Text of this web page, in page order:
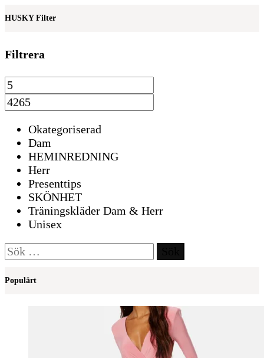
HUSKY Filter
Filtrera
Okategoriserad
Dam
HEMINREDNING
Herr
Presenttips
SKÖNHET
Träningskläder Dam & Herr
Unisex
Sök
efter:
Populärt